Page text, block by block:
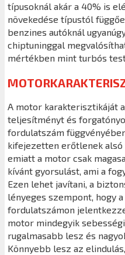
típusoknál akár a 40% is
növekedése típustól
benzines autóknál
chiptuninggal
mértékben mint turbós
A motor karakterisztikáját
teljesítményt és
fordulatszám
kifejezetten erőtlenek
emiatt a motor csak
kívánt gyorsulást, ami a
Ezen lehet javítani, a
lényeges szempont, hogy
fordulatszámon
motor mindegyik
rugalmasabb lesz és
Könnyebb lesz az